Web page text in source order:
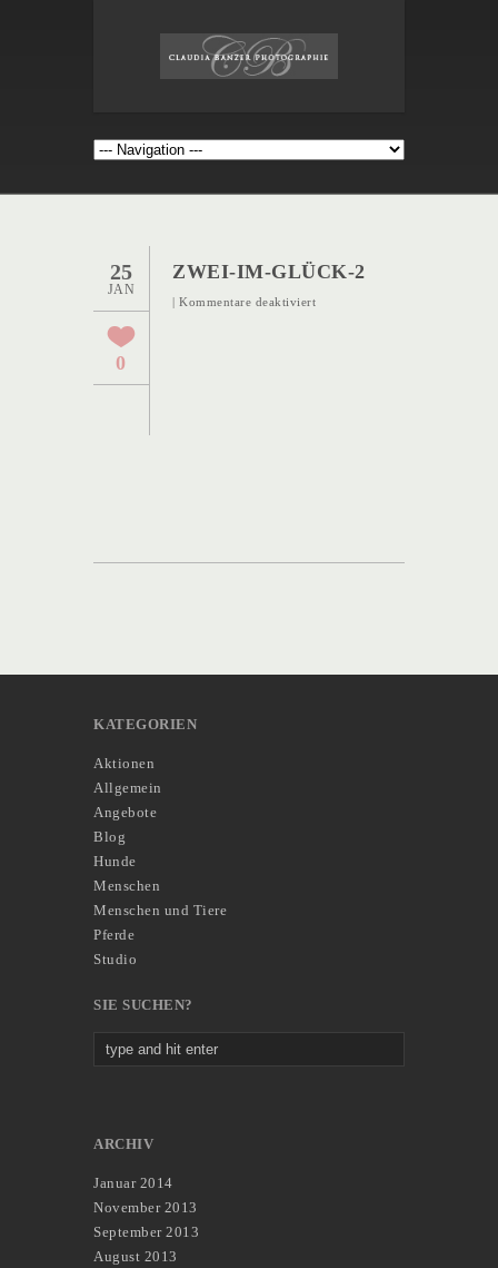
25
JAN
0
ZWEI-IM-GLÜCK-2
| Kommentare deaktiviertfür
KATEGORIEN
Aktionen
Allgemein
Angebote
Blog
Hunde
Menschen
Menschen und Tiere
Pferde
Studio
SIE SUCHEN?
ARCHIV
Januar 2014
November 2013
September 2013
August 2013